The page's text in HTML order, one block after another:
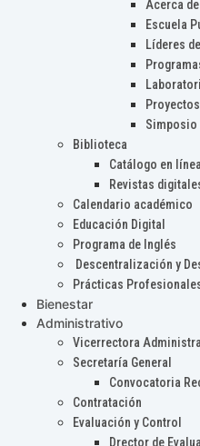
Acerca
Escuela
Líderes
Simposio
Biblioteca
Catálogo en línea
Revistas
Calendario académico
Educación Digital
Programa de Inglés
Descentralización y
Prácticas
Bienestar
Administrativo
Vicerrectora
Secretaría General
Convocatoria
Contratación
Evaluación y Control
Drector de